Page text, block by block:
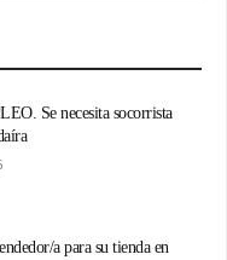
Se necesita socorrista
a para su tienda en